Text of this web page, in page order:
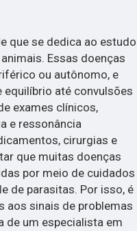
que se dedica ao estudo
Essas doenças
ou autônomo, e
equilíbrio até convulsões
exames clínicos,
e ressonância
cirurgias e
que muitas doenças
por meio de cuidados
de parasitas. Por isso, é
aos sinais de problemas
de um especialista em